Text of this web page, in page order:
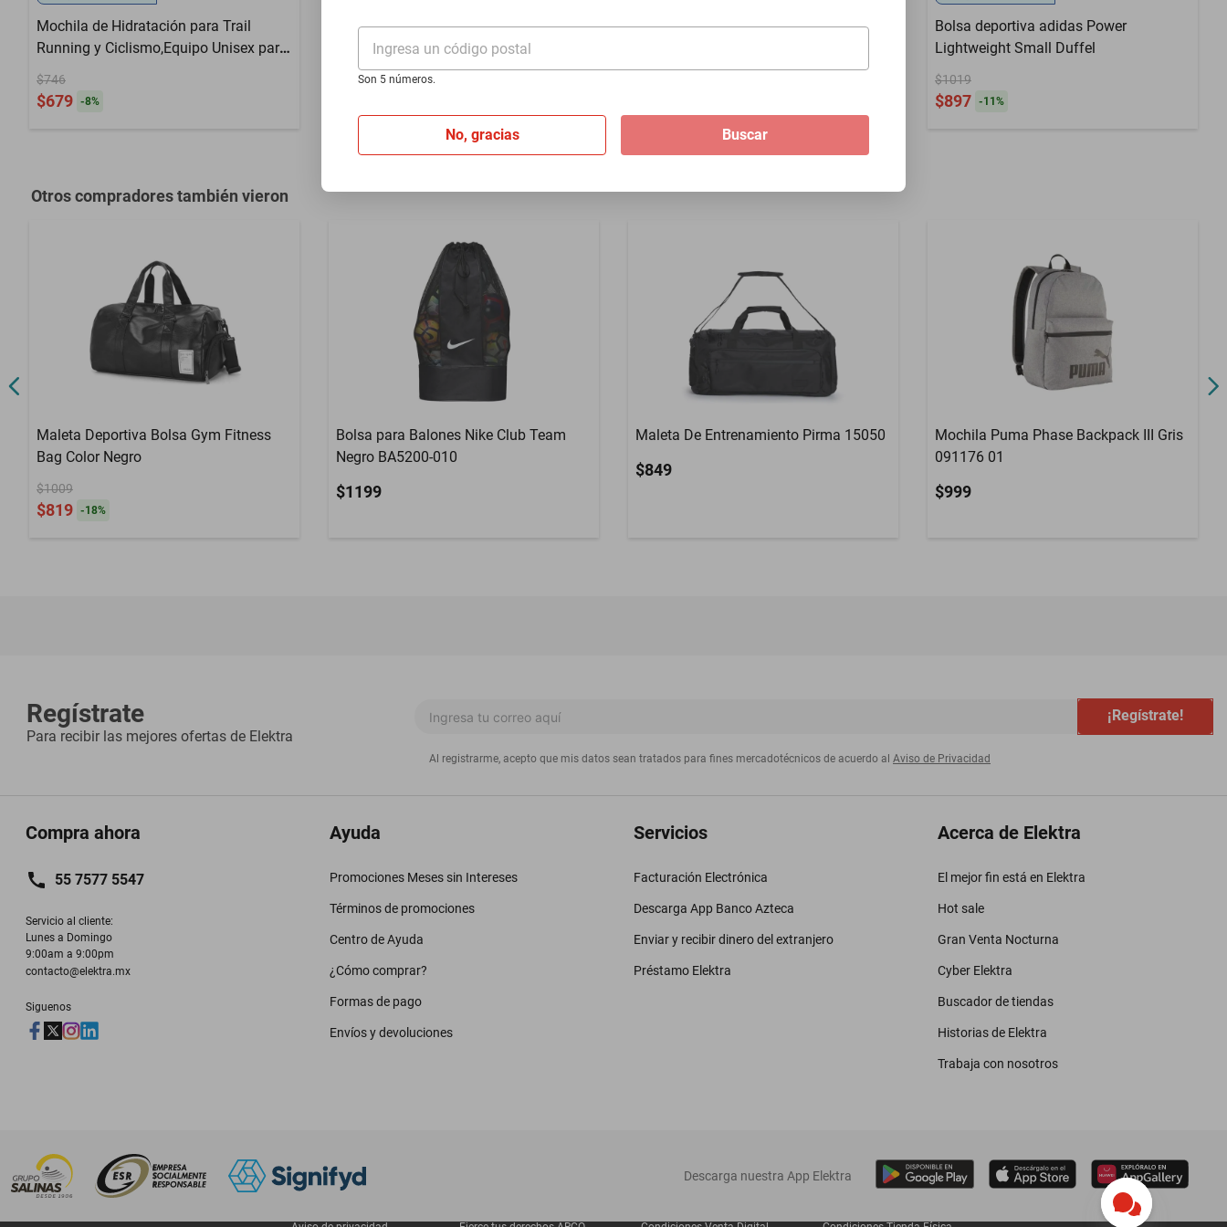
Ingresa un código postal
Son 5 números.
No, gracias Buscar
Mochila de Hidratación para Trail
Running y Ciclismo,Equipo Unisex para
Maratón, Senderismo y Escalada con
Sistema de Agua Portátil.HOGAWAY
$746
$679 -8%
Mochila de hidratación para nieve
CamelBak Zoid 2L Blue Mist/Black
$3348
$2999
Bolsa deportiva adidas Power
Lightweight Small Duffel
$1019
$897 -11 %
Otros compradores también vieron
Maleta Deportiva Bolsa Gym Fitness
Bag Color Negro
$1009
$819 -18%
Bolsa para Balones Nike Club Team
Negro BA5200-010
$1199
Maleta De Entrenamiento Pirma 15050
$849
Mochila Puma Phase Backpack III Gris
091176 01
$999
Regístrate
Para recibir las mejores ofertas de Elektra
¡Regístrate!
Al registrarme, acepto que mis datos sean tratados para fines mercadotécnicos de acuerdo al Aviso de Privacidad
Compra ahora
55 7577 5547
Servicio al cliente:
Lunes a Domingo
9:00am a 9:00pm
contacto@elektra.mx
Siguenos
Ayuda
Promociones Meses sin Intereses
Términos de promociones
Centro de Ayuda
¿Cómo comprar?
Formas de pago
Envíos y devoluciones
Servicios
Facturación Electrónica
Descarga App Banco Azteca
Enviar y recibir dinero del extranjero
Préstamo Elektra
Acerca de Elektra
El mejor fin está en Elektra
Hot sale
Gran Venta Nocturna
Cyber Elektra
Buscador de tiendas
Historias de Elektra
Trabaja con nosotros
‎ Descarga nuestra App Elektra